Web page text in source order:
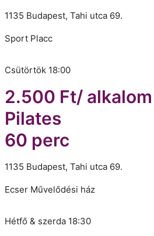
1135 Budapest, Tahi utca 69.
Sport Placc
Csütörtök 18:00
2.500 Ft/ alkalom
Pilates
60 perc
1135 Budapest, Tahi utca 69.
Ecser Művelődési ház
Hétfő & szerda 18:30